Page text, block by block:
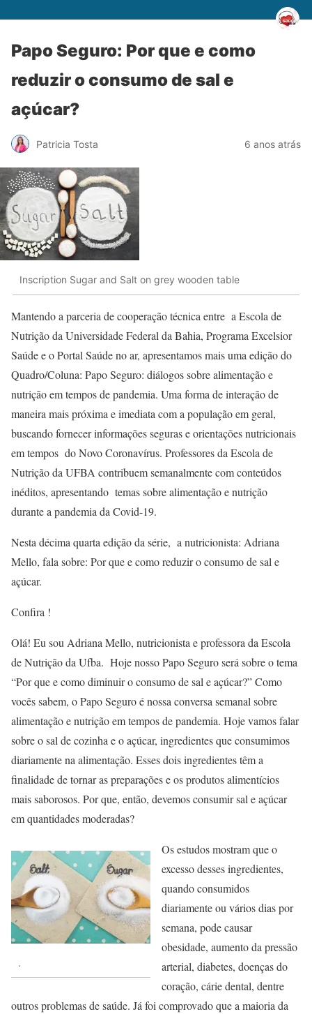
Papo Seguro: Por que e como
reduzir o consumo de sal e
açúcar?
Patricia Tosta 6 anos atrás
Inscription Sugar and Salt on grey wooden table
Mantendo a parceria de cooperação técnica entre a Escola de
Nutrição da Universidade Federal da Bahia, Programa Excelsior
Saúde e o Portal Saúde no ar, apresentamos mais uma edição do
Quadro/Coluna: Papo Seguro: diálogos sobre alimentação e
nutrição em tempos de pandemia. Uma forma de interação de
maneira mais próxima e imediata com a população em geral,
buscando fornecer informações seguras e orientações nutricionais
em tempos do Novo Coronavírus. Professores da Escola de
Nutrição da UFBA contribuem semanalmente com conteúdos
inéditos, apresentando temas sobre alimentação e nutrição
durante a pandemia da Covid-19.
Nesta décima quarta edição da série, a nutricionista: Adriana
Mello, fala sobre: Por que e como reduzir o consumo de sal e
açúcar.
Confira !
Olá! Eu sou Adriana Mello, nutricionista e professora da Escola
de Nutrição da Ufba. Hoje nosso Papo Seguro será sobre o tema
“Por que e como diminuir o consumo de sal e açúcar?” Como
vocês sabem, o Papo Seguro é nossa conversa semanal sobre
alimentação e nutrição em tempos de pandemia. Hoje vamos falar
sobre o sal de cozinha e o açúcar, ingredientes que consumimos
diariamente na alimentação. Esses dois ingredientes têm a
finalidade de tornar as preparações e os produtos alimentícios
mais saborosos. Por que, então, devemos consumir sal e açúcar
em quantidades moderadas?
.
Os estudos mostram que o
excesso desses ingredientes,
quando consumidos
diariamente ou vários dias por
semana, pode causar
obesidade, aumento da pressão
arterial, diabetes, doenças do
coração, cárie dental, dentre
outros problemas de saúde. Já foi comprovado que a maioria da